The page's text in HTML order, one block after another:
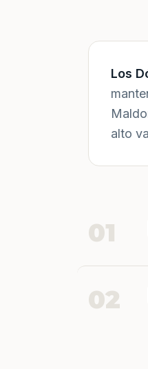
Los
alto
01
02